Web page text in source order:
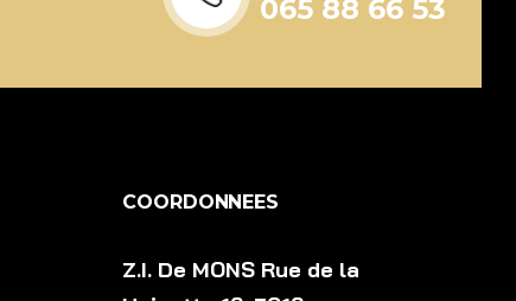
065 88 66 53
COORDONNEES
Z.I. De MONS Rue de la